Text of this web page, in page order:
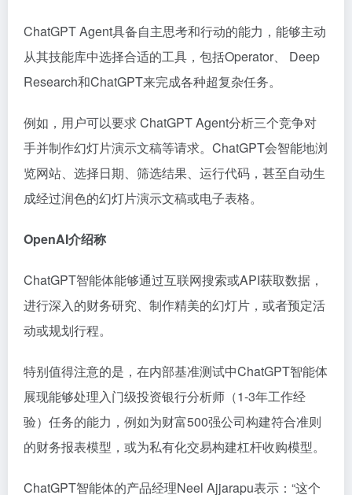
ChatGPT Agent具备自主思考和行动的能力，能够主动
从其技能库中选择合适的工具，包括Operator、 Deep
Research和ChatGPT来完成各种超复杂任务。
例如，用户可以要求 ChatGPT Agent分析三个竞争对
手并制作幻灯片演示文稿等请求。ChatGPT会智能地浏
览网站、选择日期、筛选结果、运行代码，甚至自动生
成经过润色的幻灯片演示文稿或电子表格。
OpenAI介绍称
ChatGPT智能体能够通过互联网搜索或API获取数据，
进行深入的财务研究、制作精美的幻灯片，或者预定活
动或规划行程。
特别值得注意的是，在内部基准测试中ChatGPT智能体
展现能够处理入门级投资银行分析师（1-3年工作经
验）任务的能力，例如为财富500强公司构建符合准则
的财务报表模型，或为私有化交易构建杠杆收购模型。
ChatGPT智能体的产品经理Neel Ajjarapu表示：“这个